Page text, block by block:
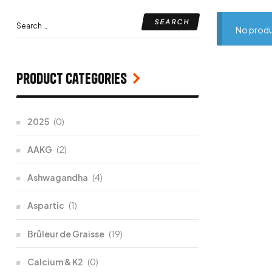
No
Product categories
2025 (0)
AAKG (2)
Ashwagandha (4)
Aspartic (1)
Brûleur de Graisse (19)
Calcium & K2 (0)